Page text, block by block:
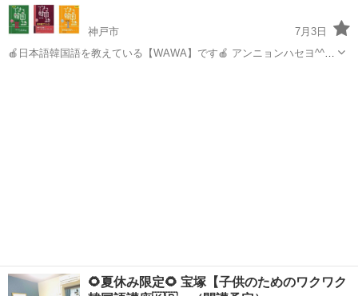
神戸市
7月3日
🍎日本語韓国語を教えている【WAWA】です🍎 アンニョンハセヨ^^
🌻夏休み限定🌻 宝塚【子供のためのワクワク